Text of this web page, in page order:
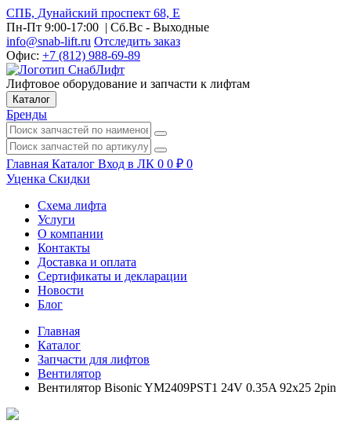
СПБ, Дунайский проспект 68, Е
Пн-Пт 9:00-17:00 | Сб.Вс - Выходные
info@snab-lift.ru Отследить заказ
Офис: +7 (812) 988-69-89
Лифтовое оборудование и запчасти к лифтам
Каталог
Бренды
Главная Каталог Вход в ЛК 0 0 ₽ 0
Уценка Скидки
Схема лифта
Услуги
О компании
Контакты
Доставка и оплата
Сертификаты и декларации
Новости
Блог
Главная
Каталог
Запчасти для лифтов
Вентилятор
Вентилятор Bisonic YM2409PST1 24V 0.35A 92x25 2pin